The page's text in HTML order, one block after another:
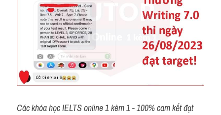
Các khóa học IELTS online 1 kèm 1 - 100% cam kết đạt